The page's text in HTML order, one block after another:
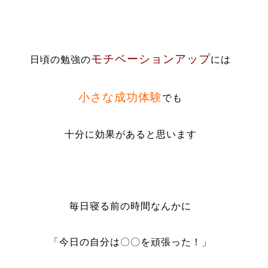
日頃の勉強のモチベーションアップには
小さな成功体験でも
十分に効果があると思います
毎日寝る前の時間なんかに
「今日の自分は〇〇を頑張った！」